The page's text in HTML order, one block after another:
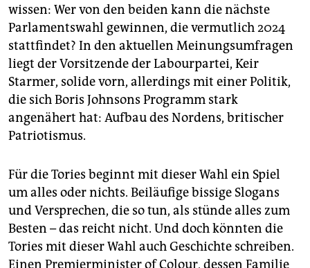
wissen: Wer von den beiden kann die nächste
Parlamentswahl gewinnen, die vermutlich 2024
stattfindet? In den aktuellen Meinungsumfragen
liegt der Vorsitzende der Labourpartei, Keir
Starmer, solide vorn, allerdings mit einer Politik,
die sich Boris Johnsons Programm stark
angenähert hat: Aufbau des Nordens, britischer
Patriotismus.
Für die Tories beginnt mit dieser Wahl ein Spiel
um alles oder nichts. Beiläufige bissige Slogans
und Versprechen, die so tun, als stünde alles zum
Besten – das reicht nicht. Und doch könnten die
Tories mit dieser Wahl auch Geschichte schreiben.
Einen Premierminister of Colour, dessen Familie